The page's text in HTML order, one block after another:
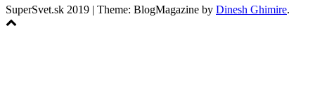
SuperSvet.sk 2019 | Theme: BlogMagazine by Dinesh Ghimire.